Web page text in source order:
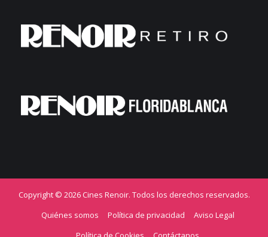
Copyright © 2026 Cines Renoir. Todos los derechos reservados.
Quiénes somos
Política de privacidad
Aviso Legal